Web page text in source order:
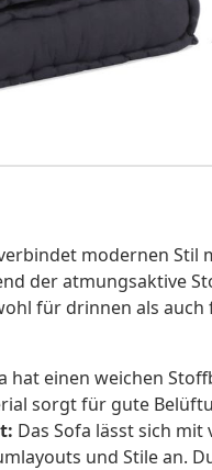
modernen
der atmungsaktive
für drinnen als
hat einen weichen
sorgt für gute
Das Sofa lässt sich
und Stile an.